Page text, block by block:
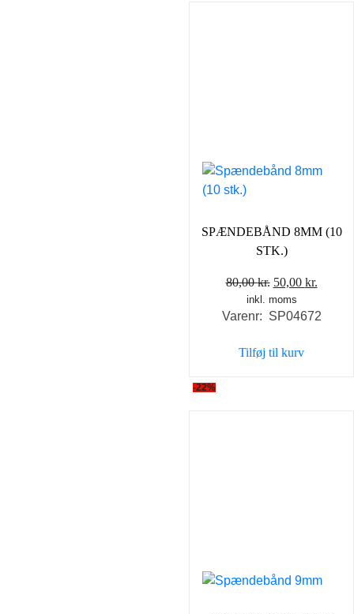
SPÆNDEBÅND 8MM (10
STK.)
80,00kr. Den
oprindelige
pris
80,00 kr..
50,00 kr.
pris
inkl. moms
Varenr: SP04672
Tilføj til kurv
-22%